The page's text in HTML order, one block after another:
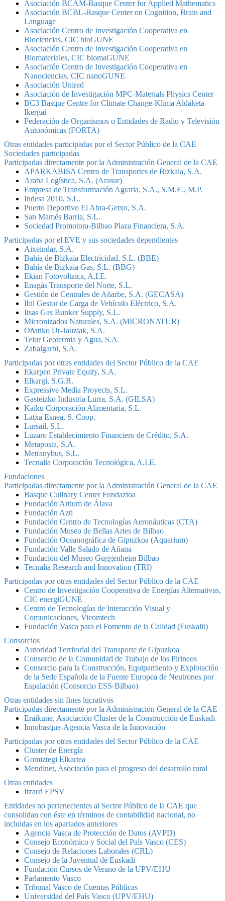
Asociación BCAM-Basque Center for Applied Mathematics
Asociación BCBL-Basque Center on Cognition, Brain and
Language
Asociación Centro de Investigación Cooperativa en
Biociencias, CIC bioGUNE
Asociación Centro de Investigación Cooperativa en
Biomateriales, CIC biomaGUNE
Asociación Centro de Investigación Cooperativa en
Nanociencias, CIC nanoGUNE
Asociación Unired
Asociación de Investigación MPC-Materials Physics Center
BC3 Basque Centre for Climate Change-Klima Aldaketa
Ikergai
Federación de Organismos o Entidades de Radio y Televisión
Autonómicas (FORTA)
Otras entidades participadas por el Sector Público de la CAE
Sociedades participadas
Participadas directamente por la Administración General de la CAE
APARKABISA Centro de Transportes de Bizkaia, S.A.
Araba Logística, S.A. (Arasur)
Empresa de Transformación Agraria, S.A., S.M.E., M.P.
Indesa 2010, S.L.
Puerto Deportivo El Abra-Getxo, S.A.
San Mamés Barria, S.L.
Sociedad Promotora-Bilbao Plaza Financiera, S.A.
Participadas por el EVE y sus sociedades dependientes
Aixeindar, S.A.
Bahía de Bizkaia Electricidad, S.L. (BBE)
Bahía de Bizkaia Gas, S.L. (BBG)
Ekian Fotovoltaica, A.I.E.
Enagás Transporte del Norte, S.L.
Gestión de Centrales de Añarbe, S.A. (GECASA)
Ibil Gestor de Carga de Vehículo Eléctrico, S.A.
Itsas Gas Bunker Supply, S.L.
Micronizados Naturales, S.A. (MICRONATUR)
Oñatiko Ur-Jauziak, S.A.
Telur Geotermia y Agua, S.A.
Zabalgarbi, S.A.
Participadas por otras entidades del Sector Público de la CAE
Ekarpen Private Equity, S.A.
Elkargi, S.G.R.
Expressive Media Proyects, S.L.
Gasteizko Industria Lurra, S.A. (GILSA)
Kaiku Corporación Alimentaria, S.L.
Latxa Esnea, S. Coop.
Lursail, S.L.
Luzaro Establecimiento Financiero de Crédito, S.A.
Metaposta, S.A.
Metranybus, S.L.
Tecnalia Corporación Tecnológica, A.I.E.
Fundaciones
Participadas directamente por la Administración General de la CAE
Basque Culinary Center Fundazioa
Fundación Artium de Álava
Fundación Azti
Fundación Centro de Tecnologías Aeronáuticas (CTA)
Fundación Museo de Bellas Artes de Bilbao
Fundación Oceanográfica de Gipuzkoa (Aquarium)
Fundación Valle Salado de Añana
Fundación del Museo Guggenheim Bilbao
Tecnalia Research and Innovation (TRI)
Participadas por otras entidades del Sector Público de la CAE
Centro de Investigación Cooperativa de Energías Alternativas,
CIC energiGUNE
Centro de Tecnologías de Interacción Visual y
Comunicaciones, Vicomtech
Fundación Vasca para el Fomento de la Calidad (Euskalit)
Consorcios
Autoridad Territorial del Transporte de Gipuzkoa
Consorcio de la Comunidad de Trabajo de los Pirineos
Consorcio para la Construcción, Equipamiento y Explotación
de la Sede Española de la Fuente Europea de Neutrones por
Espalación (Consorcio ESS-Bilbao)
Otras entidades sin fines lucrativos
Participadas directamente por la Administración General de la CAE
Eraikune, Asociación Cluster de la Construcción de Euskadi
Innobasque-Agencia Vasca de la Innovación
Participadas por otras entidades del Sector Público de la CAE
Cluster de Energía
Gomiztegi Elkartea
Mendinet, Asociación para el progreso del desarrollo rural
Otras entidades
Itzarri EPSV
Entidades no pertenecientes al Sector Público de la CAE que
consolidan con éste en términos de contabilidad nacional, no
incluidas en los apartados anteriores
Agencia Vasca de Protección de Datos (AVPD)
Consejo Económico y Social del País Vasco (CES)
Consejo de Relaciones Laborales (CRL)
Consejo de la Juventud de Euskadi
Fundación Cursos de Verano de la UPV/EHU
Parlamento Vasco
Tribunal Vasco de Cuentas Públicas
Universidad del País Vasco (UPV/EHU)